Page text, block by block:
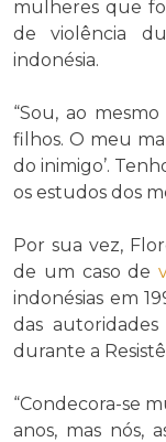
mulheres que
de violência
indonésia.
“Sou, ao
filhos. O meu
do inimigo’.
os estudos dos
Por sua vez,
de um caso de
indonésias em
das autoridades
durante a
“Condecora-se
anos, mas nós,